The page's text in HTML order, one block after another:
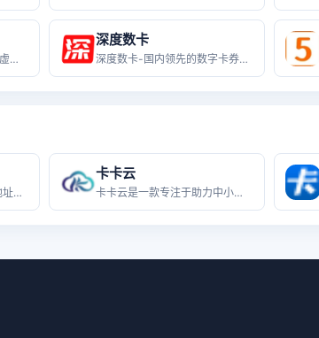
晓晓会员权益网 - 提供各类虚拟权益
深度数卡
深度数卡-国内领先的数字卡券会员权益
演示站点体验😀 管理后台地址：htt
卡卡云
卡卡云是一款专注于助力中小企业商户实